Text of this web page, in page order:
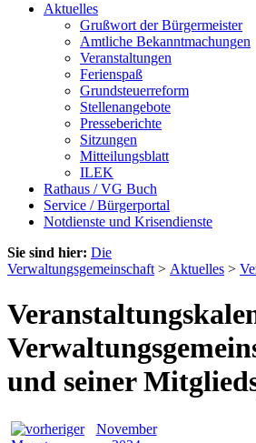
Aktuelles
Grußwort der Bürgermeister
Amtliche Bekanntmachungen
Veranstaltungen
Ferienspaß
Grundsteuerreform
Stellenangebote
Presseberichte
Sitzungen
Mitteilungsblatt
ILEK
Rathaus / VG Buch
Service / Bürgerportal
Notdienste und Krisendienste
Sie sind hier: Die
Verwaltungsgemeinschaft > Aktuelles >
und seiner
November